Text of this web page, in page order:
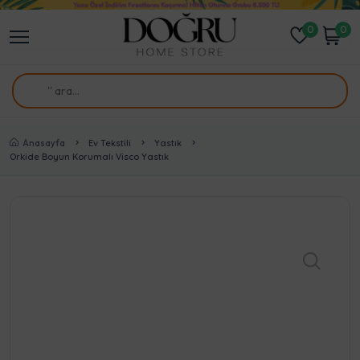
0 0
Anasayfa Ev Tekstili
Yastık
Orkide Boyun Korumalı Visco Yastık